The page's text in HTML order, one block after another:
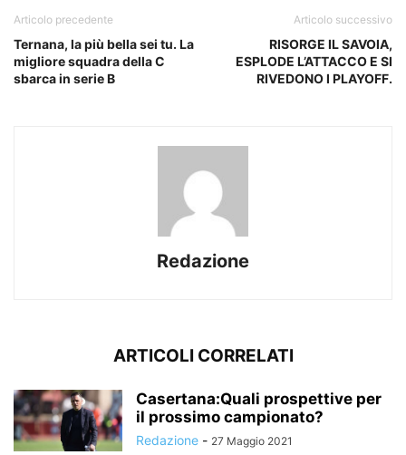
Articolo precedente
Ternana, la più bella sei tu. La
migliore squadra della C
sbarca in serie B
Articolo successivo
RISORGE IL SAVOIA,
ESPLODE L’ATTACCO E SI
RIVEDONO I PLAYOFF.
Redazione
ARTICOLI CORRELATI
Casertana:Quali prospettive per
il prossimo campionato?
Redazione - 27 Maggio 2021